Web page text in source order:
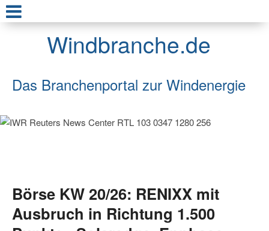
Windbranche.de
Das Branchenportal zur Windenergie
Börse KW 20/26: RENIXX mit
Ausbruch in Richtung 1.500